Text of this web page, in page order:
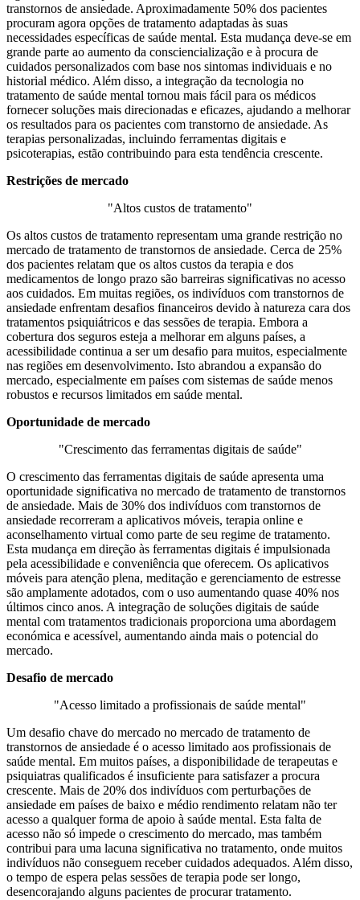
transtornos de ansiedade. Aproximadamente 50% dos pacientes
procuram agora opções de tratamento adaptadas às suas
necessidades específicas de saúde mental. Esta mudança deve-se em
grande parte ao aumento da consciencialização e à procura de
cuidados personalizados com base nos sintomas individuais e no
historial médico. Além disso, a integração da tecnologia no
tratamento de saúde mental tornou mais fácil para os médicos
fornecer soluções mais direcionadas e eficazes, ajudando a melhorar
os resultados para os pacientes com transtorno de ansiedade. As
terapias personalizadas, incluindo ferramentas digitais e
psicoterapias, estão contribuindo para esta tendência crescente.
Restrições de mercado
"Altos custos de tratamento"
Os altos custos de tratamento representam uma grande restrição no
mercado de tratamento de transtornos de ansiedade. Cerca de 25%
dos pacientes relatam que os altos custos da terapia e dos
medicamentos de longo prazo são barreiras significativas no acesso
aos cuidados. Em muitas regiões, os indivíduos com transtornos de
ansiedade enfrentam desafios financeiros devido à natureza cara dos
tratamentos psiquiátricos e das sessões de terapia. Embora a
cobertura dos seguros esteja a melhorar em alguns países, a
acessibilidade continua a ser um desafio para muitos, especialmente
nas regiões em desenvolvimento. Isto abrandou a expansão do
mercado, especialmente em países com sistemas de saúde menos
robustos e recursos limitados em saúde mental.
Oportunidade de mercado
"Crescimento das ferramentas digitais de saúde"
O crescimento das ferramentas digitais de saúde apresenta uma
oportunidade significativa no mercado de tratamento de transtornos
de ansiedade. Mais de 30% dos indivíduos com transtornos de
ansiedade recorreram a aplicativos móveis, terapia online e
aconselhamento virtual como parte de seu regime de tratamento.
Esta mudança em direção às ferramentas digitais é impulsionada
pela acessibilidade e conveniência que oferecem. Os aplicativos
móveis para atenção plena, meditação e gerenciamento de estresse
são amplamente adotados, com o uso aumentando quase 40% nos
últimos cinco anos. A integração de soluções digitais de saúde
mental com tratamentos tradicionais proporciona uma abordagem
económica e acessível, aumentando ainda mais o potencial do
mercado.
Desafio de mercado
"Acesso limitado a profissionais de saúde mental"
Um desafio chave do mercado no mercado de tratamento de
transtornos de ansiedade é o acesso limitado aos profissionais de
saúde mental. Em muitos países, a disponibilidade de terapeutas e
psiquiatras qualificados é insuficiente para satisfazer a procura
crescente. Mais de 20% dos indivíduos com perturbações de
ansiedade em países de baixo e médio rendimento relatam não ter
acesso a qualquer forma de apoio à saúde mental. Esta falta de
acesso não só impede o crescimento do mercado, mas também
contribui para uma lacuna significativa no tratamento, onde muitos
indivíduos não conseguem receber cuidados adequados. Além disso,
o tempo de espera pelas sessões de terapia pode ser longo,
desencorajando alguns pacientes de procurar tratamento.